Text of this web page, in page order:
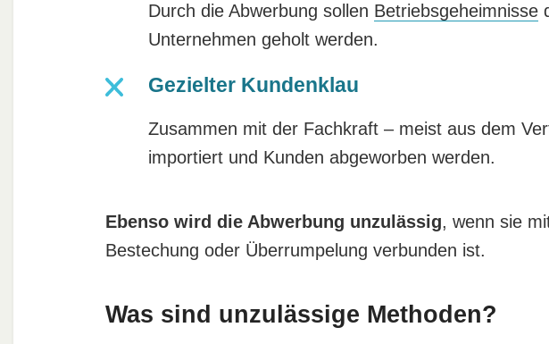
Durch die Abwerbung sollen Betriebsgeheimnisse
Unternehmen geholt werden.
Gezielter Kundenklau
Zusammen mit der Fachkraft – meist aus dem
importiert und Kunden abgeworben werden.
Ebenso wird die Abwerbung unzulässig, wenn sie
Bestechung oder Überrumpelung verbunden ist.
Was sind unzulässige Methoden?